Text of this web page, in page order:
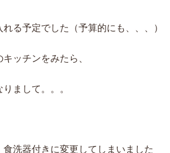
る予定でした（予算的にも、、、）
ッチンをみたら、
まして。。。
洗器付きに変更してしまいました